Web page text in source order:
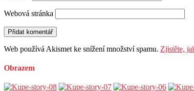
Webová stránka
Web používá Akismet ke snížení množství spamu. Zjistěte,
Obrazem